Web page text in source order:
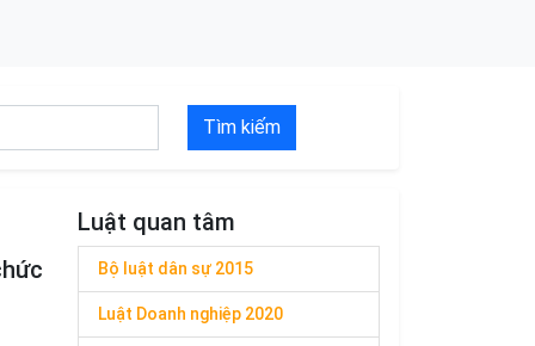
Tìm kiếm
Luật quan tâm
Bộ luật dân sự 2015
Luật Doanh nghiệp 2020